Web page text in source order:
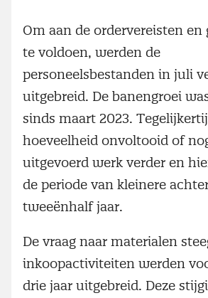
Om aan de ordervereisten
te voldoen, werden de
personeelsbestanden in juli
uitgebreid. De banengroei
sinds maart 2023.
hoeveelheid onvoltooid of
uitgevoerd werk verder en
de periode van kleinere
tweeënhalf jaar.
De vraag naar materialen
inkoopactiviteiten werden
drie jaar uitgebreid. Deze